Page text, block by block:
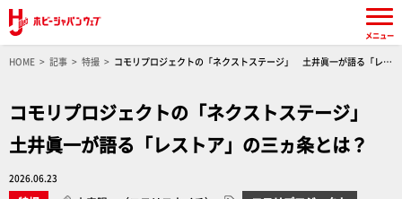
HOME 記事 特撮
コモリプロジェクトの「ネクストステージ」 土井眞一が語る「レス
コモリプロジェクトの「ネクストステージ」
土井眞一が語る「レストア」の三ヵ条とは？
2026.06.23
メニュー